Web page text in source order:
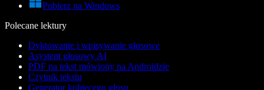
Pobierz na Windows
Polecane lektury
Dyktowanie i wpisywanie głosowe
Asystent głosowy AI
PDF na tekst mówiony na Androidzie
Czytnik tekstu
Generator kobiecego głosu